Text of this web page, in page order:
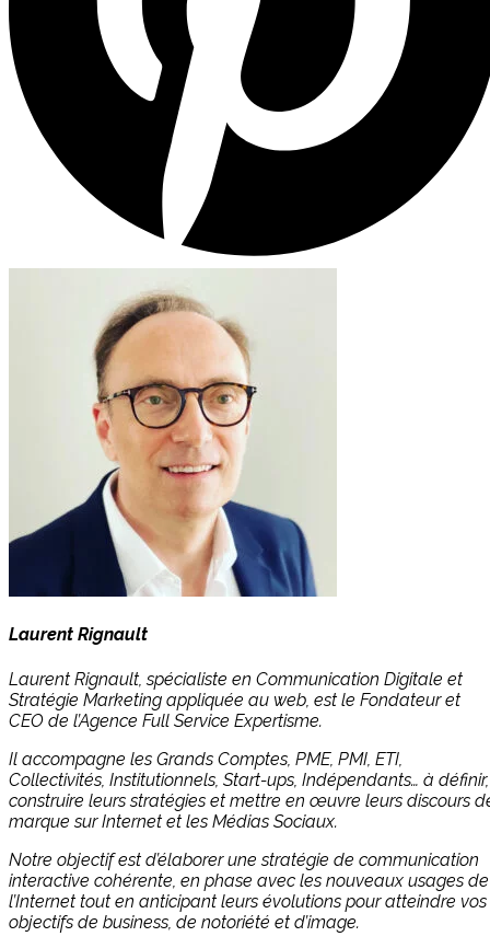
Laurent Rignault
Laurent Rignault, spécialiste en Communication Digitale et
Stratégie Marketing appliquée au web, est le Fondateur et
CEO de l’Agence Full Service Expertisme.
Il accompagne les Grands Comptes, PME, PMI, ETI,
Collectivités, Institutionnels, Start-ups, Indépendants… à définir,
construire leurs stratégies et mettre en œuvre leurs discours
marque sur Internet et les Médias Sociaux.
Notre objectif est d’élaborer une stratégie de communication
interactive cohérente, en phase avec les nouveaux usages de
l’Internet tout en anticipant leurs évolutions pour atteindre vos
objectifs de business, de notoriété et d’image.